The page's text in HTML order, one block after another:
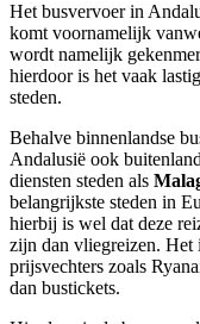
Het busvervoer in
komt voornamelijk
wordt namelijk
hierdoor is het vaak
steden.
Behalve binnenlandse
Andalusië ook
diensten steden als
belangrijkste steden in
hierbij is wel dat deze
zijn dan vliegreizen. Het
prijsvechters zoals
dan bustickets.